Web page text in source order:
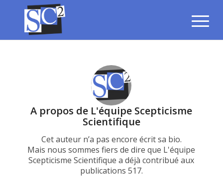
A propos de L'équipe Scepticisme
Scientifique
Cet auteur n’a pas encore écrit sa bio.
Mais nous sommes fiers de dire que L'équipe
Scepticisme Scientifique a déjà contribué aux
publications 517.